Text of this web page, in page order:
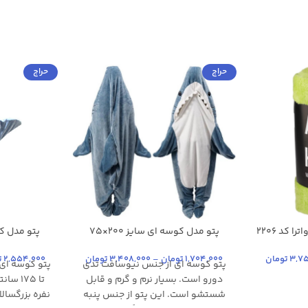
پتو افرا هوم مدل بهاره لاواترا کد 2206
تومان
حراج
آبی روشن
آبی آسمانی
آبی یخیبژ+16
پتو مدل کوسه ای سایز 200×75
1,704,000تومان–
3,408,000تومان
پتو کوسه ای از جنس نیوسافت تدی
دورو است. بسیار نرم و گرم و قابل
شستشو است. این پتو از جنس پنبه
حراج
پوست
2,554,000
تا
نفره